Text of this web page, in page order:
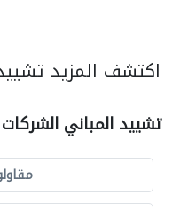
اكتشف المزيد
تشييد المباني الشركات